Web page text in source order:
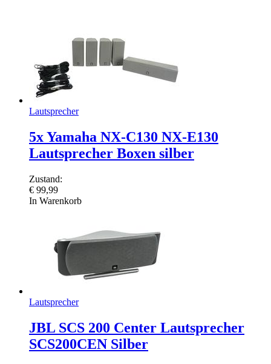
Lautsprecher
5x Yamaha NX-C130 NX-E130
Lautsprecher Boxen silber
Zustand:
€ 99,99
In Warenkorb
Lautsprecher
JBL SCS 200 Center Lautsprecher
SCS200CEN Silber